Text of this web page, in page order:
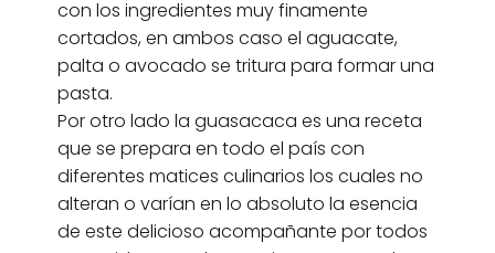
con los ingredientes muy finamente
cortados, en ambos caso el aguacate,
palta o avocado se tritura para formar una
pasta.
Por otro lado la guasacaca es una receta
que se prepara en todo el país con
diferentes matices culinarios los cuales no
alteran o varían en lo absoluto la esencia
de este delicioso acompañante por todos